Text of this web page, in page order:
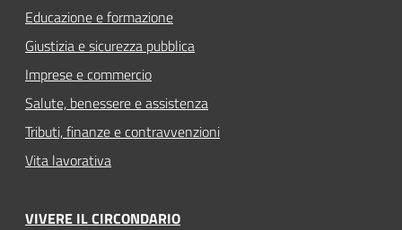
Educazione e formazione
Giustizia e sicurezza pubblica
Imprese e commercio
Salute, benessere e assistenza
Tributi, finanze e contravvenzioni
Vita lavorativa
VIVERE IL CIRCONDARIO